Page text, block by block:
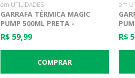
em UTILIDADES
GARRAFA TÉRMICA MAGIC
PUMP 500ML PRETA -
TERMOLAR
R$ 59,99
em
R$